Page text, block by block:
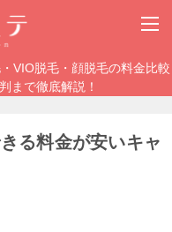
VIO脱毛・顔脱毛の料金比較
まで徹底解説！
る料金が安いキャ